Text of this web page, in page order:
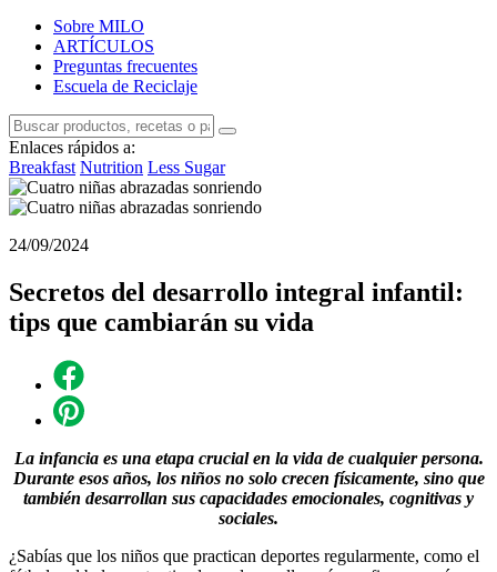
Sobre MILO
ARTÍCULOS
Preguntas frecuentes
Escuela de Reciclaje
Enlaces rápidos a:
Breakfast Nutrition Less Sugar
24/09/2024
Secretos del desarrollo integral infantil:
tips que cambiarán su vida
La infancia es una etapa crucial en la vida de cualquier persona.
Durante esos años, los niños no solo crecen físicamente, sino que
también desarrollan sus capacidades emocionales, cognitivas y
sociales.
¿Sabías que los niños que practican deportes regularmente, como el